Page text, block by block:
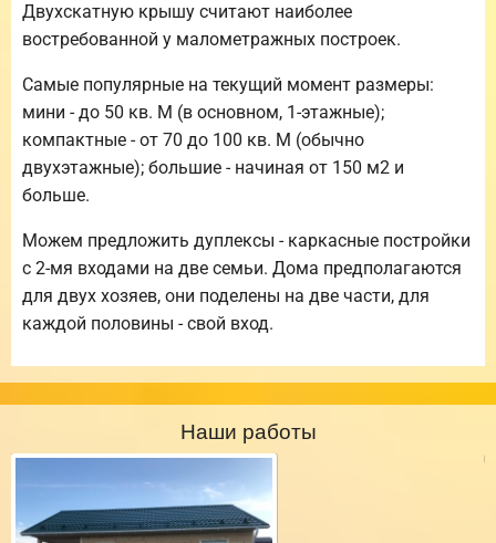
Двухскатную крышу считают наиболее
востребованной у малометражных построек.
Самые популярные на текущий момент размеры:
мини - до 50 кв. М (в основном, 1-этажные);
компактные - от 70 до 100 кв. М (обычно
двухэтажные); большие - начиная от 150 м2 и
больше.
Можем предложить дуплексы - каркасные постройки
с 2-мя входами на две семьи. Дома предполагаются
для двух хозяев, они поделены на две части, для
каждой половины - свой вход.
Наши работы